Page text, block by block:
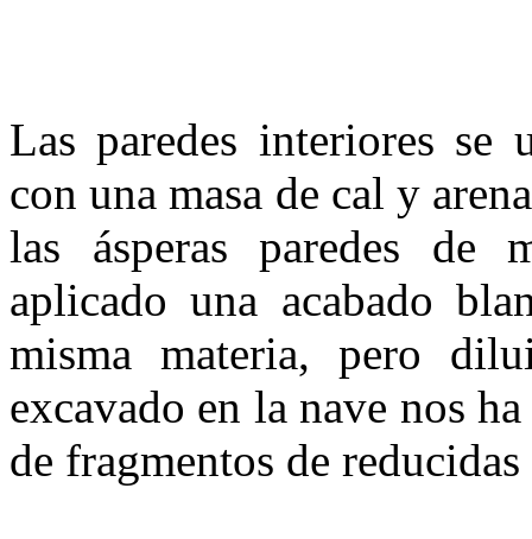
Las paredes interiores se
con una masa de cal y
las ásperas paredes de
aplicado una acabado
misma materia, pero
excavado en la nave nos
de fragmentos de